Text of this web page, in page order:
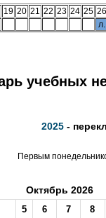
19 20 21 22 23 24 25 26
л.
учебных
2025 -
Первым
Октябрь 2026
5 6 7
8